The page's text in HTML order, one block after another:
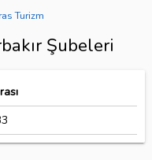
Turizm
Şubeleri